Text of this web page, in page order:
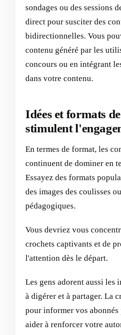
sondages ou des sessions
direct pour susciter des
bidirectionnelles. Vous
contenu généré par les
concours ou en intégrant
dans votre contenu.
Idées et formats
stimulent
En termes de format, les
continuent de dominer en
Essayez des formats
des images des coulisses
pédagogiques.
Vous devriez vous
crochets captivants et de
l'attention dès le départ.
Les gens adorent aussi
à digérer et à partager. La
pour informer vos
aider à renforcer votre